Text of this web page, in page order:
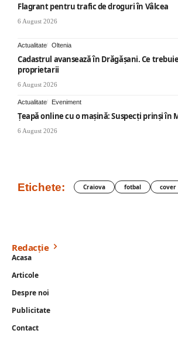
Flagrant pentru trafic de droguri în Vâlcea
6 August 2026
Actualitate Oltenia
Cadastrul avansează în Drăgășani. Ce
proprietarii
6 August 2026
Actualitate Eveniment
Țeapă online cu o mașină: Suspecți prinși în
6 August 2026
Etichete: Craiova fotbal cover
Redacție
Acasa
Articole
Despre noi
Publicitate
Contact